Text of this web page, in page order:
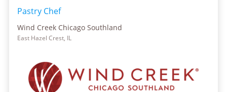
Pastry Chef
Wind Creek Chicago Southland
East Hazel Crest, IL